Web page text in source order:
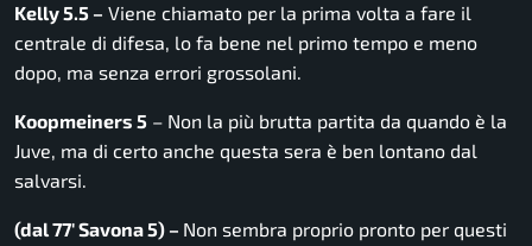
Kelly 5.5 – Viene chiamato per la prima volta a fare il
centrale di difesa, lo fa bene nel primo tempo e meno
dopo, ma senza errori grossolani.
Koopmeiners 5 – Non la più brutta partita da quando è la
Juve, ma di certo anche questa sera è ben lontano dal
salvarsi.
(dal 77′ Savona 5) – Non sembra proprio pronto per questi